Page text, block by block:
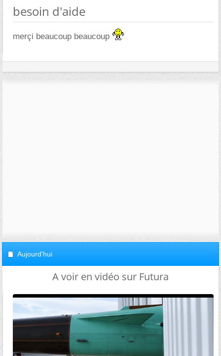
besoin d'aide
merçi beaucoup beaucoup
Aujourd'hui
A voir en vidéo sur Futura